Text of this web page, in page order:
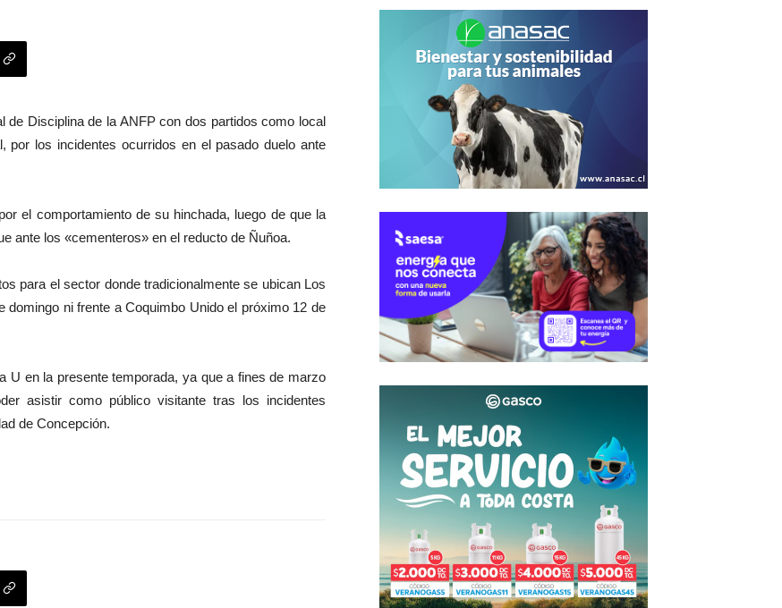
de Disciplina de la ANFP con dos partidos como local
los incidentes ocurridos en el pasado duelo ante
el comportamiento de su hinchada, luego de que la
ante los «cementeros» en el reducto de Ñuñoa.
para el sector donde tradicionalmente se ubican Los
ni frente a Coquimbo Unido el próximo 12 de
U en la presente temporada, ya que a fines de marzo
asistir como público visitante tras los incidentes
de Concepción.